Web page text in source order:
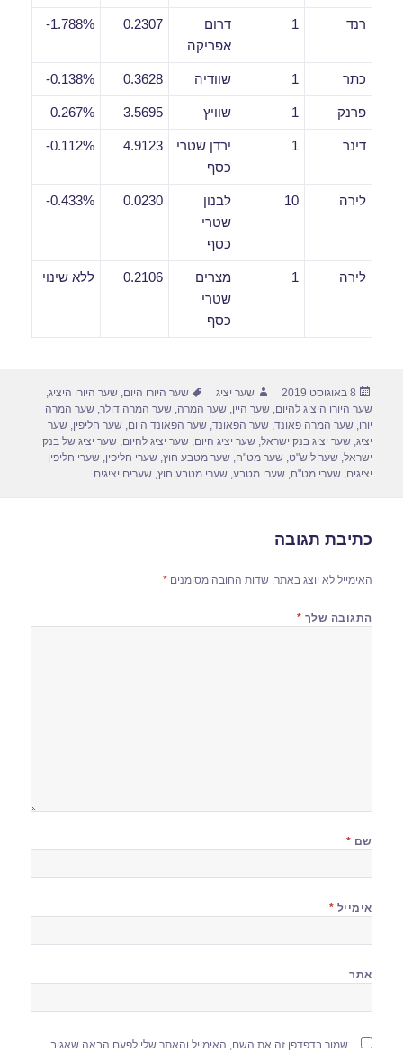
רנד 1
דרום
אפריקה
0.2307
1.788%-
כתר 1 שוודיה 0.3628
0.138%-
פרנק 1 שוויץ 3.5695
0.267%
דינר 1
ירדן שטרי
כסף
4.9123
0.112%-
לירה 10
לבנון
שטרי
כסף
0.0230
0.433%-
לירה 1
מצרים
שטרי
כסף
0.2106 ללא שינוי
פורסם
בתאריך
8 באוגוסט 2019 מחבר
שער יציג תגיות
שער היורו היום,שער היורו היציג,
שער היורו היציג להיום,שער היין,שער המרה,שער המרה דולר,שער המרה
יורו,שער המרה פאונד,שער הפאונד,שער הפאונד היום,שער חליפין,שער
יציג,שער יציג בנק ישראל,שער יציג היום,שער יציג להיום,שער יציג של בנק
ישראל,שער ליש"ט,שער מט"ח,שער מטבע חוץ,שערי חליפין,שערי חליפין
יציגים,שערי מט"ח,שערי מטבע,שערי מטבע חוץ,שערים יציגים
כתיבת תגובה
האימייל לא יוצג באתר. שדות החובה מסומנים*
התגובה שלך *
שם *
אימייל *
אתר
שמור בדפדפן זה את השם, האימייל והאתר שלי לפעם הבאה שאגיב.